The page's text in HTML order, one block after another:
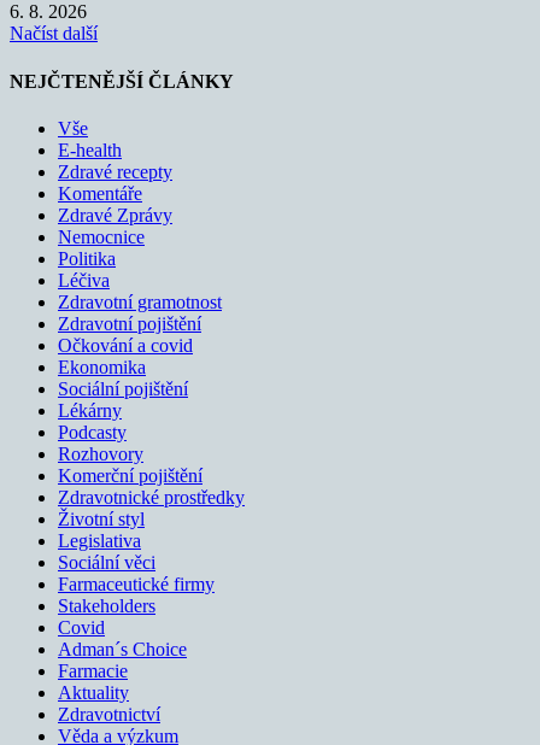
6. 8. 2026
Načíst další
NEJČTENĚJŠÍ ČLÁNKY
Vše
E-health
Zdravé recepty
Komentáře
Zdravé Zprávy
Nemocnice
Politika
Léčiva
Zdravotní gramotnost
Zdravotní pojištění
Očkování a covid
Ekonomika
Sociální pojištění
Lékárny
Podcasty
Rozhovory
Komerční pojištění
Zdravotnické prostředky
Životní styl
Legislativa
Sociální věci
Farmaceutické firmy
Stakeholders
Covid
Adman´s Choice
Farmacie
Aktuality
Zdravotnictví
Věda a výzkum